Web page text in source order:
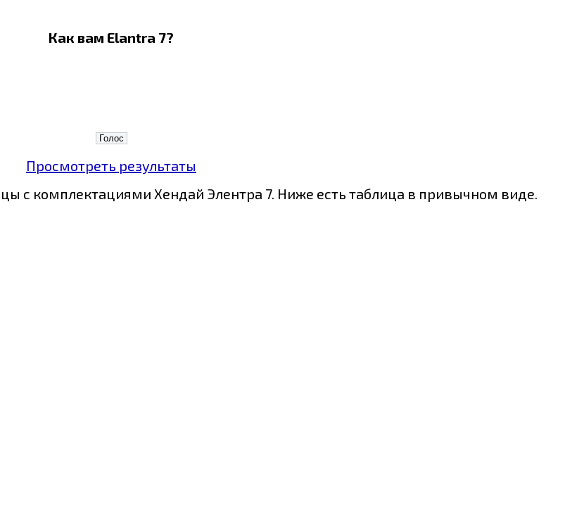
Как вам Elantra 7?
Просмотреть результаты
с комплектациями Хендай Элентра 7. Ниже есть таблица в привычном виде.